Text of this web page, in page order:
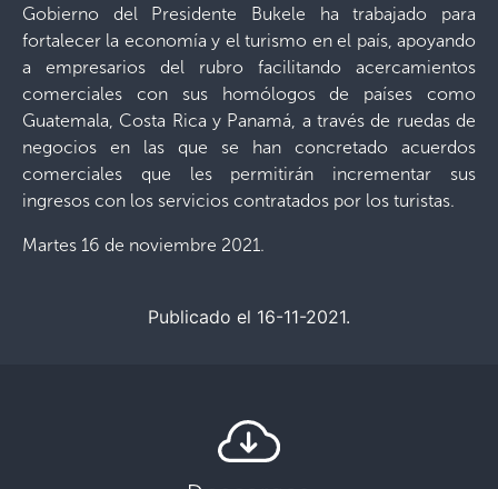
Gobierno del Presidente Bukele ha trabajado para
fortalecer la economía y el turismo en el país, apoyando
a empresarios del rubro facilitando acercamientos
comerciales con sus homólogos de países como
Guatemala, Costa Rica y Panamá, a través de ruedas de
negocios en las que se han concretado acuerdos
comerciales que les permitirán incrementar sus
ingresos con los servicios contratados por los turistas.
Martes 16 de noviembre 2021.
Publicado el 16-11-2021.